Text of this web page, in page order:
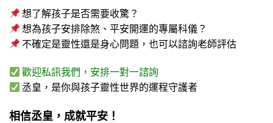
想了解孩子是否需要收驚？
想為孩子安排除煞、平安開運的專屬科儀？
不確定是靈性還是身心問題，也可以諮詢老師評估
歡迎私訊我們，安排一對一諮詢
丞皇，是你與孩子靈性世界的運程守護者
相信丞皇，成就平安！